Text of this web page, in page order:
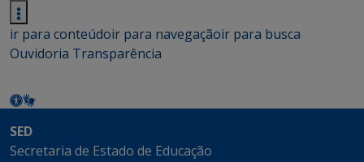
ir para conteúdoir para navegaçãoir para busca
Ouvidoria Transparência
SED
Secretaria de Estado de Educação